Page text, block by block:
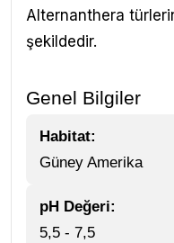
Alternanthera
şekildedir.
Genel Bilgiler
Habitat:
Güney Amerika
pH Değeri:
5,5 - 7,5